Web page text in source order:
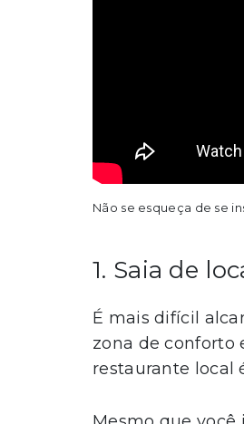
Não se esqueça de se
1. Saia de
É mais difícil
zona de conforto
restaurante local